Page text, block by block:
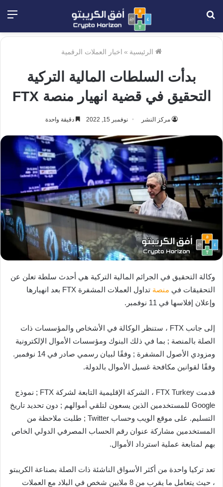
الرئيسية » اخبار العملات الرقمية
بدأت السلطات المالية التركية
التحقيق في قضية انهيار منصة FTX
مركز النشر نوفمبر 15, 2022 دقيقة واحدة
وكالة التحقيق في الجرائم المالية التركية هي أحدث سلطة تعلن عن
التحقيقات في منصة
تداول العملات المشفرة FTX بعد انهيارها
وإعلان إفلاسها في 11 نوفمبر.
إلى جانب FTX ، ستنظر الوكالة في الأشخاص والمؤسسات ذات
الصلة بالمنصة ; بما في ذلك البنوك ومؤسسات الأموال الإلكترونية
ومزودي الأصول المشفرة ; وفقًا لبيان رسمي صادر في 14 نوفمبر.
وفقًا لقوانين مكافحة غسيل الأموال بالدولة.
قدمت FTX Turkey ، الشركة الإقليمية التابعة لشركة FTX ; نموذج
Google للمستخدمين الذين يسعون لتلقي أموالهم ; دون تحديد تاريخ
التسليم. على موقع الويب وحساب Twitter ; طلبت ملاحظة من
المستخدمين مشاركة عنوان رقم الحساب المصرفي الدولي الخاص
بهم لمتابعة عملية استرداد الأموال.
تعد تركيا واحدة من أكثر الأسواق الناشئة ذات الصلة بصناعة الكريبتو
، حيث يتعامل ما يقرب من 8 ملايين شخص في البلاد مع العملات